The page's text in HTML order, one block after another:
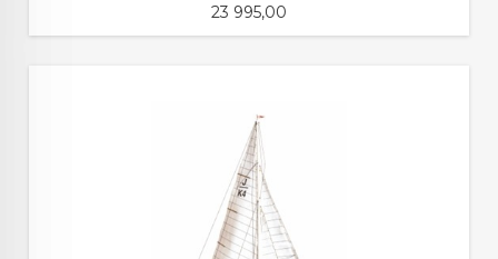
Pris
23 995,00